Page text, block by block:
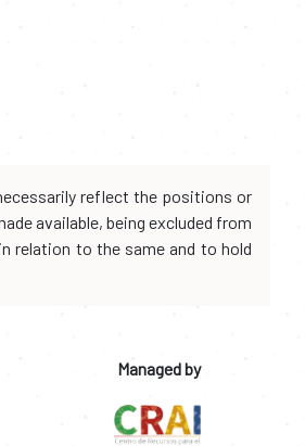
reflect the positions or
available, being excluded from
relation to the same and to hold
Managed by